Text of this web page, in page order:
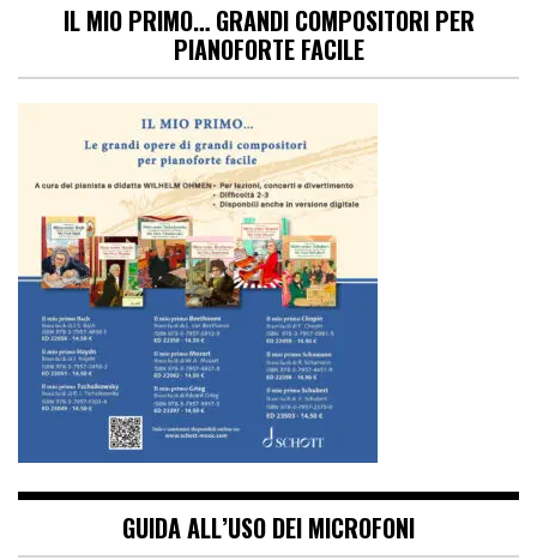
IL MIO PRIMO… GRANDI COMPOSITORI PER
PIANOFORTE FACILE
GUIDA ALL’USO DEI MICROFONI